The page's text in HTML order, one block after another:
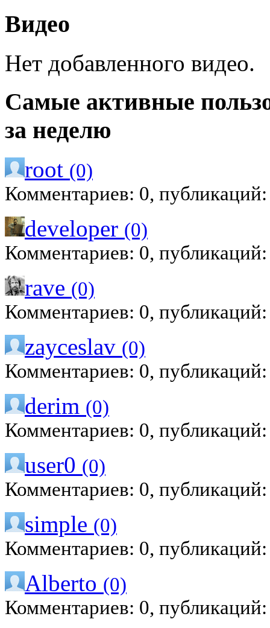
Видео
Нет добавленного видео.
Самые активные
за неделю
root (0)
Комментариев: 0,
developer (0)
Комментариев: 0,
rave (0)
Комментариев: 0,
zayceslav (0)
Комментариев: 0,
derim (0)
Комментариев: 0,
user0 (0)
Комментариев: 0,
simple (0)
Комментариев: 0,
Alberto (0)
Комментариев: 0,